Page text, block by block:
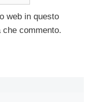
web in questo
commento.